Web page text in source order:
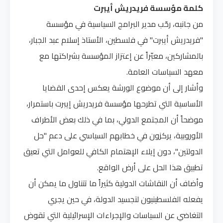
كلمة مؤسسة فريدريش أيبرت
من جانبه، رحّب مدير البرامج السياسية في مؤسسة
"فريدريش أيبرت" في فلسطين، الأستاذ إسلام عبد الجبار،
بالمشاركين، معبّراً عن إعتزاز المؤسسة بشراكتها مع
معهد السياسات العامة.
وأشار إلى أن موضوع الورشة يعكس إحدى القضايا
الأساسية التي تطرحها مؤسسة فريدريش إيبرت باستمرار،
موضحاً أن المجتمع الدولي، بما في ذلك بعض الأطراف
الأوروبية، يركزون في خطابهم السياسي على دعم "حل
الدولتين"، دون إيلاء الإهتمام الكافي للعوامل التي تعيق
تطبيق هذا الحل على أرض الواقع.
وأضاف أن النقاشات الدولية كثيراً ما تتناول ما يمكن أن
يفعله الفلسطينيون لتجسيد الدولة، في حين يجري
التغاضي عن السياسات والإجراءات الإسرائيلية التي تقوض